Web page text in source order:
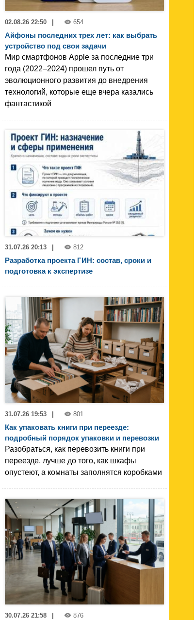
02.08.26 22:50 654
Айфоны последних трех лет: как выбрать
устройство под свои задачи
Мир смартфонов Apple за последние три
года (2022–2024) прошел путь от
эволюционного развития до внедрения
технологий, которые еще вчера казались
фантастикой
31.07.26 20:13 812
Разработка проекта ГИН: состав, сроки и
подготовка к экспертизе
31.07.26 19:53 | 801
Как упаковать книги при переезде:
подробный порядок упаковки и перевозки
Разобраться, как перевозить книги при
переезде, лучше до того, как шкафы
опустеют, а комнаты заполнятся коробками
30.07.26 21:58 876